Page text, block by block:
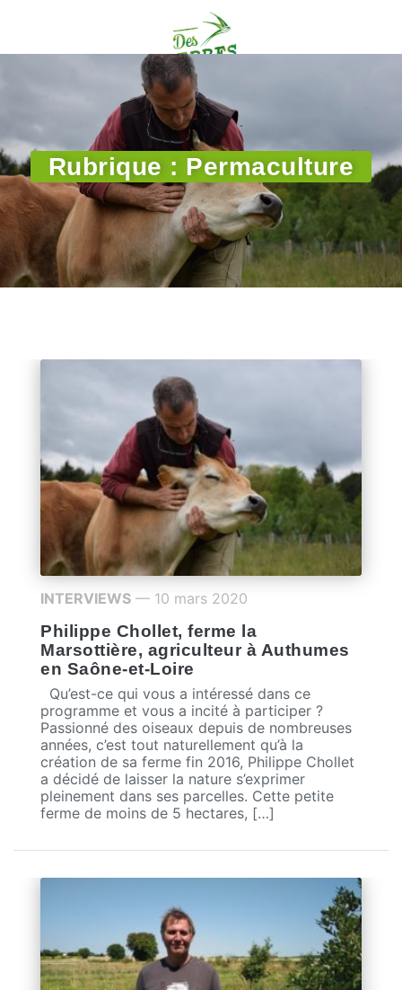
Rubrique : Permaculture
INTERVIEWS — 10 mars 2020
Philippe Chollet, ferme la
Marsottière, agriculteur à Authumes
en Saône-et-Loire
Qu’est-ce qui vous a intéressé dans ce
programme et vous a incité à participer ?
Passionné des oiseaux depuis de nombreuses
années, c’est tout naturellement qu’à la
création de sa ferme fin 2016, Philippe Chollet
a décidé de laisser la nature s’exprimer
pleinement dans ses parcelles. Cette petite
ferme de moins de 5 hectares, […]